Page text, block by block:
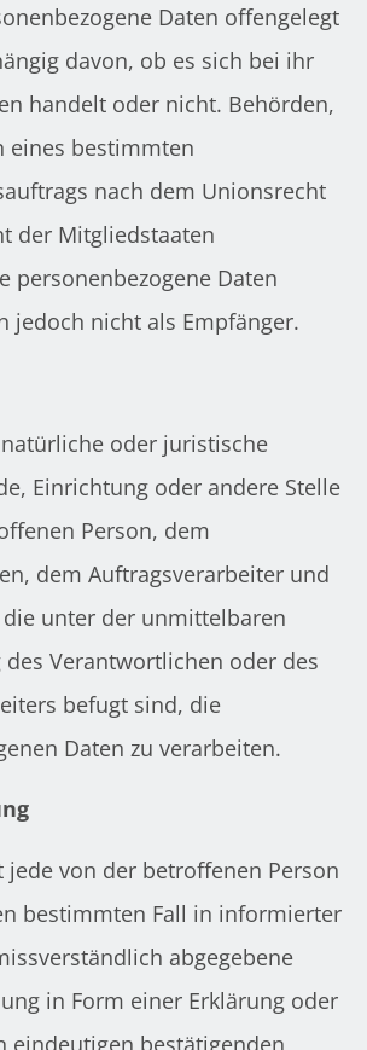
Daten offengelegt
davon, ob es sich bei ihr
handelt oder nicht. Behörden,
eines bestimmten
nach dem Unionsrecht
der Mitgliedstaaten
personenbezogene Daten
jedoch nicht als Empfänger.
oder juristische
Einrichtung oder andere Stelle
Person, dem
dem Auftragsverarbeiter und
unter der unmittelbaren
Verantwortlichen oder des
befugt sind, die
Daten zu verarbeiten.
jede von der betroffenen Person
bestimmten Fall in informierter
abgegebene
in Form einer Erklärung oder
eindeutigen bestätigenden